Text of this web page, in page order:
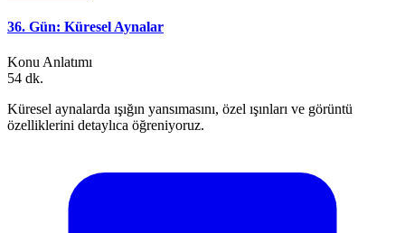
36. Gün: Küresel Aynalar
Konu Anlatımı
54 dk.
Küresel aynalarda ışığın yansımasını, özel ışınları ve görüntü
özelliklerini detaylıca öğreniyoruz.